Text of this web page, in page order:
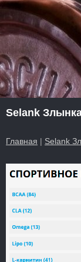
Selank
Главная | Selank